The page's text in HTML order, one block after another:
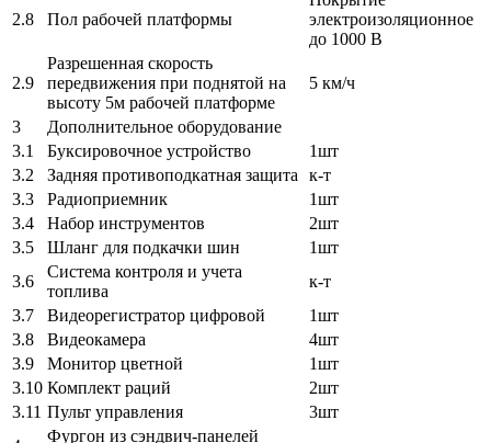
2.8 Пол рабочей платформы
электроизоляционное
до 1000 В
2.9
Разрешенная скорость
передвижения при поднятой на
высоту 5м рабочей платформе
5 км/ч
3
Дополнительное оборудование
3.1
Буксировочное устройство
1шт
3.2
Задняя противоподкатная защита
к-т
3.3
Радиоприемник
1шт
3.4
Набор инструментов
2шт
3.5
Шланг для подкачки шин
1шт
3.6
Система контроля и учета
топлива
к-т
3.7
Видеорегистратор цифровой
1шт
3.8
Видеокамера
4шт
3.9
Монитор цветной
1шт
3.10 Комплект раций
2шт
3.11 Пульт управления
3шт
Фургон из сэндвич-панелей